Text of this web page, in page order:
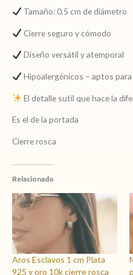
Tamaño: 0,5 cm de diámetro
Cierre seguro y cómodo
Diseño versátil y atemporal
Hipoalergénicos – aptos
El detalle sutil que hace la
Es el de la portada
Cierre rosca
Relacionado
Aros Esclavos 1 cm Plata
925 y oro 10k cierre rosca